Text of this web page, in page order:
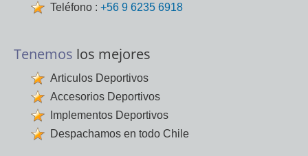
Teléfono : +56 9 6235 6918
Tenemos los mejores
Articulos Deportivos
Accesorios Deportivos
Implementos Deportivos
Despachamos en todo Chile